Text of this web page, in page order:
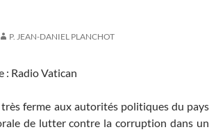
P. JEAN-DANIEL PLANCHOT
: Radio Vatican
ferme aux autorités politiques du pays
de lutter contre la corruption dans un